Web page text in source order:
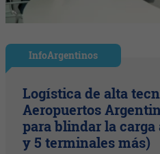
InfoArgentinos
Logística de alta
Aeropuertos
para blindar la carga
y 5 terminales más)